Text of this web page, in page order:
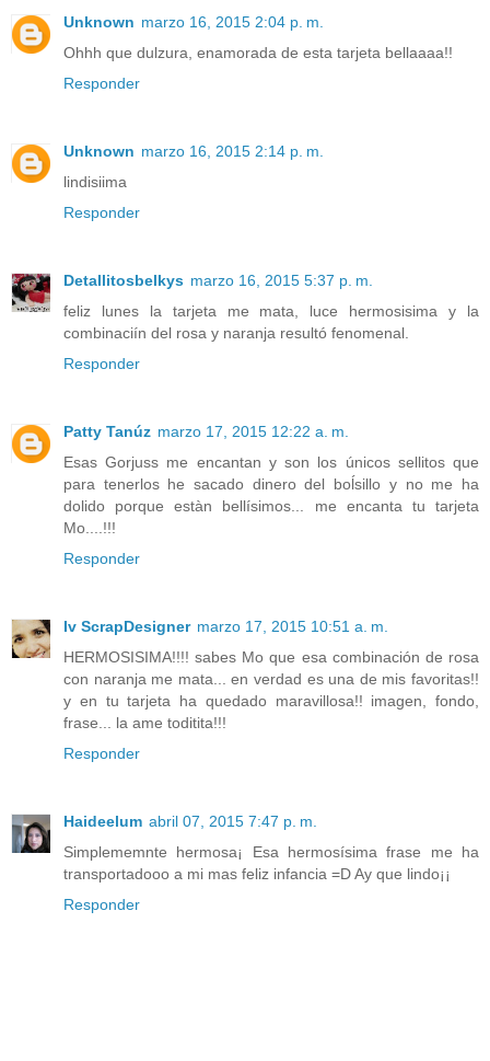
Unknown marzo 16, 2015 2:04 p. m.
Ohhh que dulzura, enamorada de esta tarjeta bellaaaa!!
Responder
Unknown marzo 16, 2015 2:14 p. m.
lindisiima
Responder
Detallitosbelkys marzo 16, 2015 5:37 p. m.
feliz lunes la tarjeta me mata, luce hermosisima y la
combinaciín del rosa y naranja resultó fenomenal.
Responder
Patty Tanúz marzo 17, 2015 12:22 a. m.
Esas Gorjuss me encantan y son los únicos sellitos que
para tenerlos he sacado dinero del boĺsillo y no me ha
dolido porque estàn bellísimos... me encanta tu tarjeta
Mo....!!!
Responder
Iv ScrapDesigner marzo 17, 2015 10:51 a. m.
HERMOSISIMA!!!! sabes Mo que esa combinación de rosa
con naranja me mata... en verdad es una de mis favoritas!!
y en tu tarjeta ha quedado maravillosa!! imagen, fondo,
frase... la ame toditita!!!
Responder
Haideelum abril 07, 2015 7:47 p. m.
Simplememnte hermosa¡ Esa hermosísima frase me ha
transportadooo a mi mas feliz infancia =D Ay que lindo¡¡
Responder